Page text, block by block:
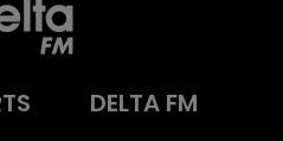
DELTA FM